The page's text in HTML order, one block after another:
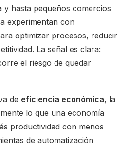
y hasta pequeños comercios
experimentan con
optimizar procesos, reducir
La señal es clara:
el riesgo de quedar
de eficiencia económica, la
lo que una economía
productividad con menos
de automatización